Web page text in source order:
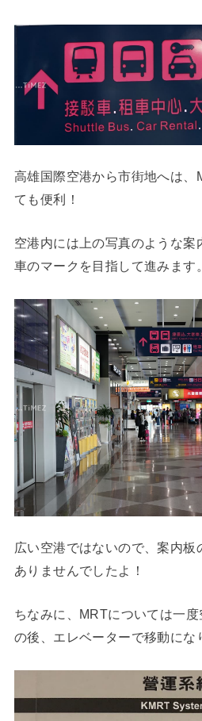
高雄国際空港から市街地へは、
ても便利！
空港内には上の写真のような案
車のマークを目指して進みます。
広い空港ではないので、案内板
ありませんでしたよ！
ちなみに、MRTについては一
の後、エレベーターで移動にな